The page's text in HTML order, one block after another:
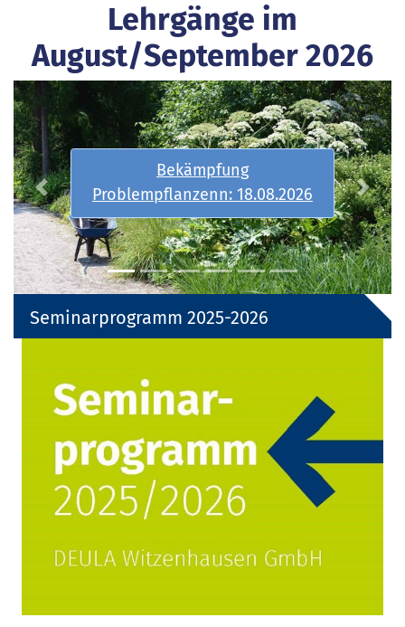
Lehrgänge im
August/September 2026
Spiel I-Grundkurs:
31.08.-01.09.2026
Previous Next
Seminarprogramm 2025-2026